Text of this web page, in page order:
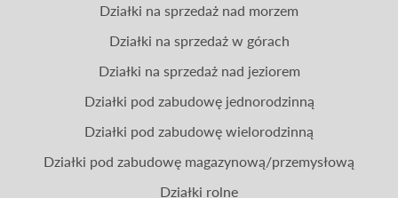
Działki na sprzedaż nad morzem
Działki na sprzedaż w górach
Działki na sprzedaż nad jeziorem
Działki pod zabudowę jednorodzinną
Działki pod zabudowę wielorodzinną
Działki pod zabudowę magazynową/przemysłową
Działki rolne